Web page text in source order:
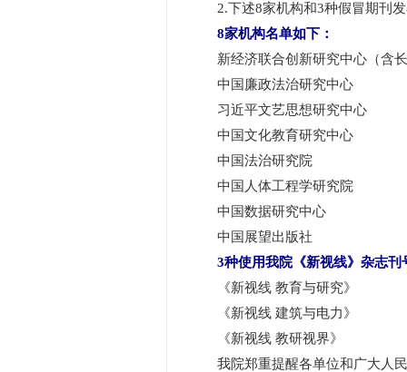
2.下述8家机构和3种假冒期刊发
8家机构名单如下：
新经济联合创新研究中心（含长
中国廉政法治研究中心
习近平文艺思想研究中心
中国文化教育研究中心
中国法治研究院
中国人体工程学研究院
中国数据研究中心
中国展望出版社
3种使用我院《新视线》杂志
《新视线 教育与研究》
《新视线 建筑与电力》
《新视线 教研视界》
我院郑重提醒各单位和广大人民